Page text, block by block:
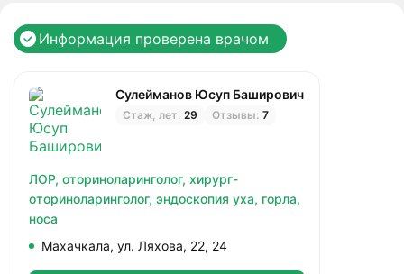
Информация проверена врачом
Сулейманов Юсуп Баширович
Стаж, лет: 29 Отзывы: 7
ЛОР, оториноларинголог, хирург-
оториноларинголог, эндоскопия уха, горла,
носа
Махачкала, ул. Ляхова, 22, 24